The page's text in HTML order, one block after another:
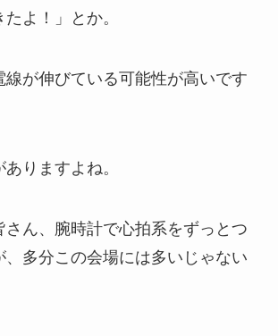
よ！」とか。
が伸びている可能性が高いです
りますよね。
ん、腕時計で心拍系をずっとつ
、多分この会場には多いじゃない